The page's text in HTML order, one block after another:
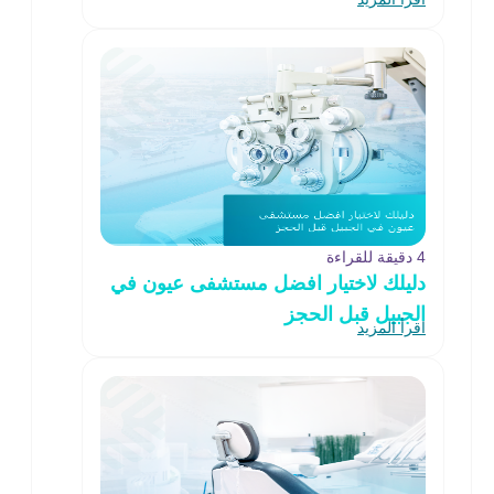
4 دقيقة للقراءة
دليلك لاختيار افضل مستشفى عيون في
الجبيل قبل الحجز
اقرأ المزيد